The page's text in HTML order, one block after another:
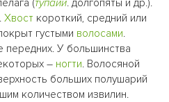
(тупайи. долгопяты и др.).
Хвост короткий, средний или
густыми волосами.
передних. У большинства
– ногти. Волосяной
больших полушарий
количеством извилин.